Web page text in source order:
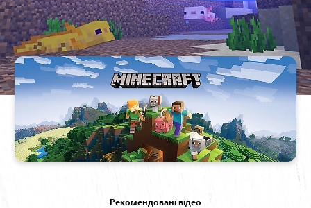
Рекомендовані відео